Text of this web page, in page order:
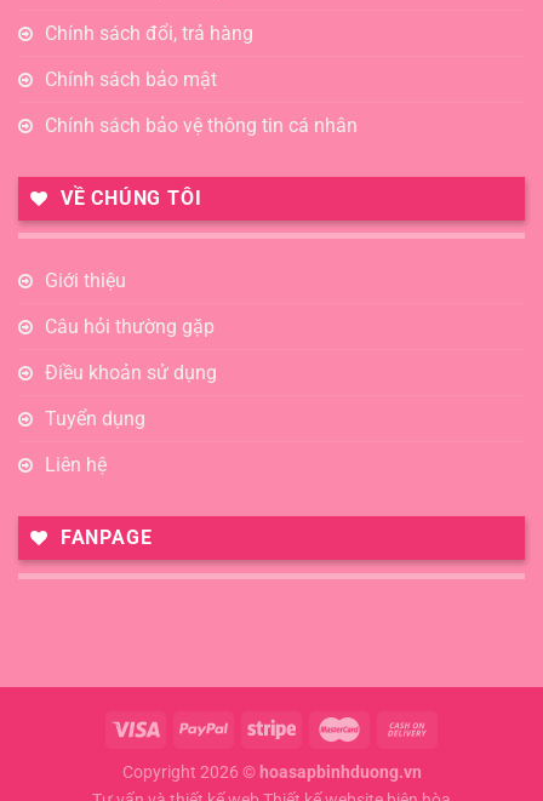
Chính sách đổi, trả hàng
Chính sách bảo mật
Chính sách bảo vệ thông tin cá nhân
VỀ CHÚNG TÔI
Giới thiệu
Câu hỏi thường gặp
Điều khoản sử dụng
Tuyển dụng
Liên hệ
FANPAGE
Copyright 2026 © hoasapbinhduong.vn